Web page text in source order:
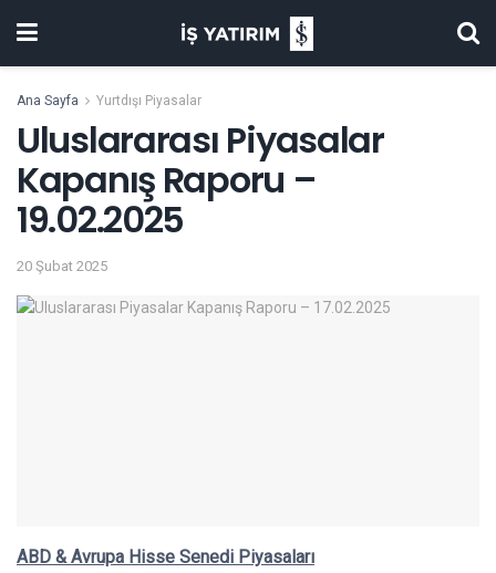
Ana Sayfa Yurtdışı Piyasalar
Uluslararası Piyasalar
Kapanış Raporu –
19.02.2025
20 Şubat 2025
ABD & Avrupa Hisse Senedi Piyasaları